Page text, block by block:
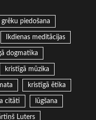
grēku piedošana
Ikdienas meditācijas
dogmatika
kristīgā mūzika
kristīgā ētika
citāti lūgšana
Luters